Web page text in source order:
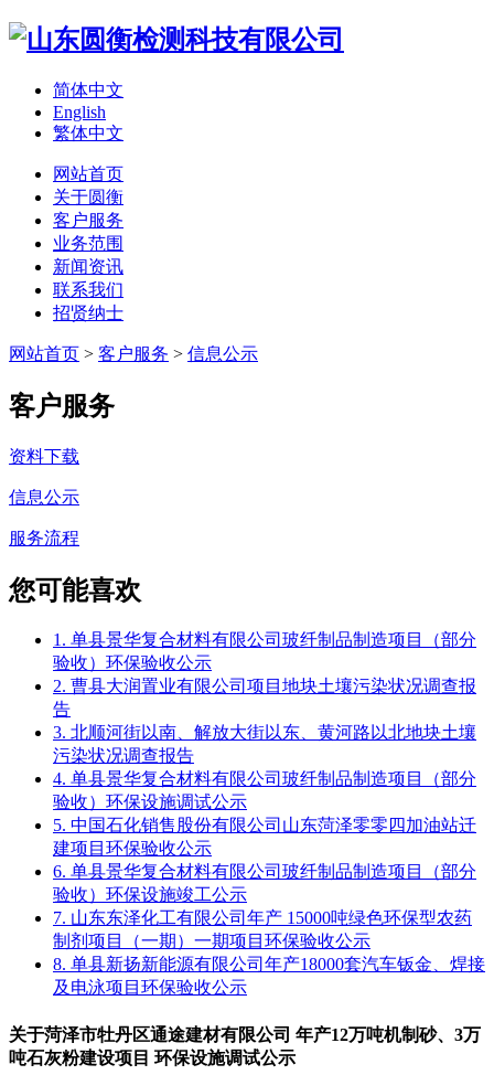
简体中文
English
繁体中文
网站首页
关于圆衡
客户服务
业务范围
新闻资讯
联系我们
招贤纳士
网站首页 > 客户服务 > 信息公示
客户服务
资料下载
信息公示
服务流程
您可能喜欢
1. 单县景华复合材料有限公司玻纤制品制造项目（部分
验收）环保验收公示
2. 曹县大润置业有限公司项目地块土壤污染状况调查报
告
3. 北顺河街以南、解放大街以东、黄河路以北地块土壤
污染状况调查报告
4. 单县景华复合材料有限公司玻纤制品制造项目（部分
验收）环保设施调试公示
5. 中国石化销售股份有限公司山东菏泽零零四加油站迁
建项目环保验收公示
6. 单县景华复合材料有限公司玻纤制品制造项目（部分
验收）环保设施竣工公示
7. 山东东泽化工有限公司年产 15000吨绿色环保型农药
制剂项目（一期）一期项目环保验收公示
8. 单县新扬新能源有限公司年产18000套汽车钣金、焊接
及电泳项目环保验收公示
关于菏泽市牡丹区通途建材有限公司 年产12万吨机制砂、3万
吨石灰粉建设项目 环保设施调试公示